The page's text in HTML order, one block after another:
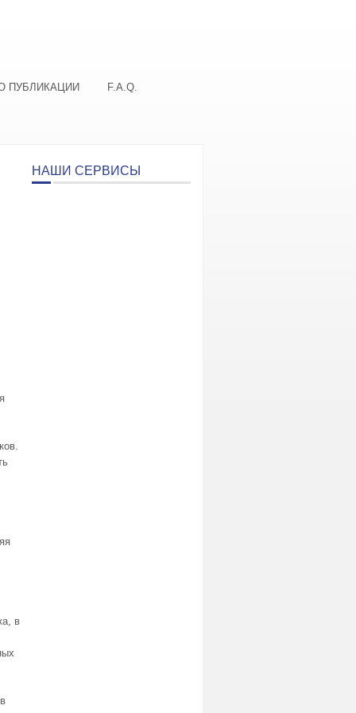
ПУБЛИКАЦИИ F.A.Q.
в
НАШИ СЕРВИСЫ